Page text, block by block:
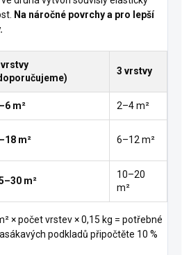
Na náročné povrchy a pro lepší
vrstvy
3 vrstvy
m² 2–4 m²
m² 6–12 m²
m²
10–20
m²
× počet vrstev × 0,15 kg = potřebné
podkladů připočtěte 10 %